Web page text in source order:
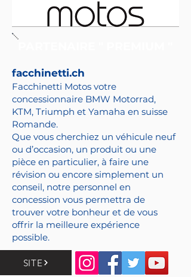
facchinetti.ch
Facchinetti Motos votre
concessionnaire BMW Motorrad,
KTM, Triumph et Yamaha en suisse
Romande.
Que vous cherchiez un véhicule neuf
ou d’occasion, un produit ou une
pièce en particulier, à faire une
révision ou encore simplement un
conseil, notre personnel en
concession vous permettra de
trouver votre bonheur et de vous
offrir la meilleure expérience
possible.
SITE